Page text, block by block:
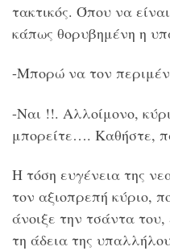
τακτικός. Όπου να
κάπως θορυβημένη η
-Μπορώ να τον
-Ναι !!. Αλλοίμονο,
μπορείτε…. Καθήστε,
Η τόση ευγένεια της
τον αξιοπρεπή κύριο,
άνοιξε την τσάντα
τη άδεια της